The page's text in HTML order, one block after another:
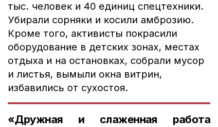
тыс. человек и 40 единиц спецтехники.
Убирали сорняки и косили амброзию.
Кроме того, активисты покрасили
оборудование в детских зонах, местах
отдыха и на остановках, собрали мусор
и листья, вымыли окна витрин,
избавились от сухостоя.
«Дружная и слаженная работа